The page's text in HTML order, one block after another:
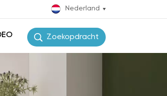
Nederland
Zoekopdracht